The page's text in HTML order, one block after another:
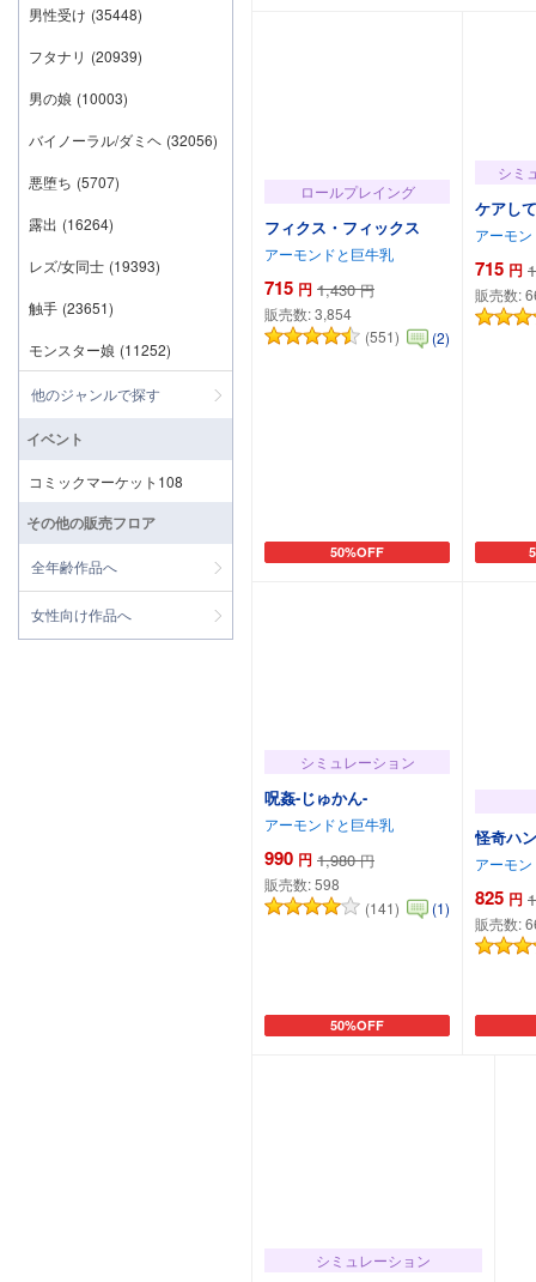
ロールプレイング
フィクス・フィックス
アーモンドと巨牛乳
715 円 1,430 円
販売数:3,854
(551)
(2)
50%OFF
カートに追加
シミ
ケアし
アーモ
715 円
販売数:
カ
シミュレーション
呪姦-じゅかん-
アーモンドと巨牛乳
990 円 1,980 円
販売数:598
(141)
(1)
50%OFF
カートに追加
怪奇ハ
アーモ
825 円
販売数:
シミュレーション
男性受け (35448)
フタナリ (20939)
男の娘 (10003)
バイノーラル/ダミヘ (32056)
悪堕ち (5707)
露出 (16264)
レズ/女同士 (19393)
触手 (23651)
モンスター娘 (11252)
他のジャンルで探す
イベント
コミックマーケット108
その他の販売フロア
全年齢作品へ
女性向け作品へ